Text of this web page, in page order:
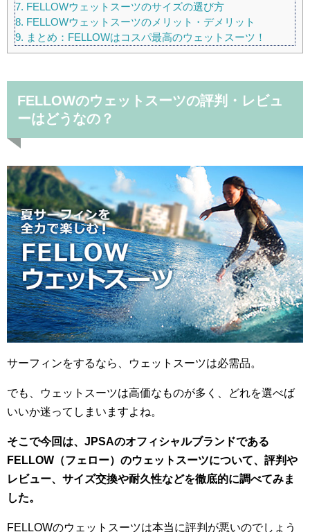
7. FELLOWウェットスーツのサイズの選び方
8. FELLOWウェットスーツのメリット・デメリット
9. まとめ：FELLOWはコスパ最高のウェットスーツ！
FELLOWのウェットスーツの評判・レビュ
ーはどうなの？
サーフィンをするなら、ウェットスーツは必需品。
でも、ウェットスーツは高価なものが多く、どれを選べば
いいか迷ってしまいますよね。
そこで今回は、JPSAのオフィシャルブランドである
FELLOW（フェロー）のウェットスーツについて、評判や
レビュー、サイズ交換や耐久性などを徹底的に調べてみま
した。
FELLOWのウェットスーツは本当に評判が悪いのでしょう